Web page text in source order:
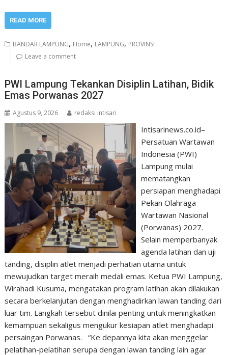
READ MORE
BANDAR LAMPUNG, Home, LAMPUNG, PROVINSI
Leave a comment
PWI Lampung Tekankan Disiplin Latihan, Bidik
Emas Porwanas 2027
Agustus 9, 2026 redaksi intisari
Intisarinews.co.id–
Persatuan Wartawan
Indonesia (PWI)
Lampung mulai
mematangkan
persiapan menghadapi
Pekan Olahraga
Wartawan Nasional
(Porwanas) 2027.
Selain memperbanyak
agenda latihan dan uji
tanding, disiplin atlet menjadi perhatian utama untuk
mewujudkan target meraih medali emas. Ketua PWI Lampung,
Wirahadi Kusuma, mengatakan program latihan akan dilakukan
secara berkelanjutan dengan menghadirkan lawan tanding dari
luar tim. Langkah tersebut dinilai penting untuk meningkatkan
kemampuan sekaligus mengukur kesiapan atlet menghadapi
persaingan Porwanas. “Ke depannya kita akan menggelar
pelatihan-pelatihan serupa dengan lawan tanding lain agar